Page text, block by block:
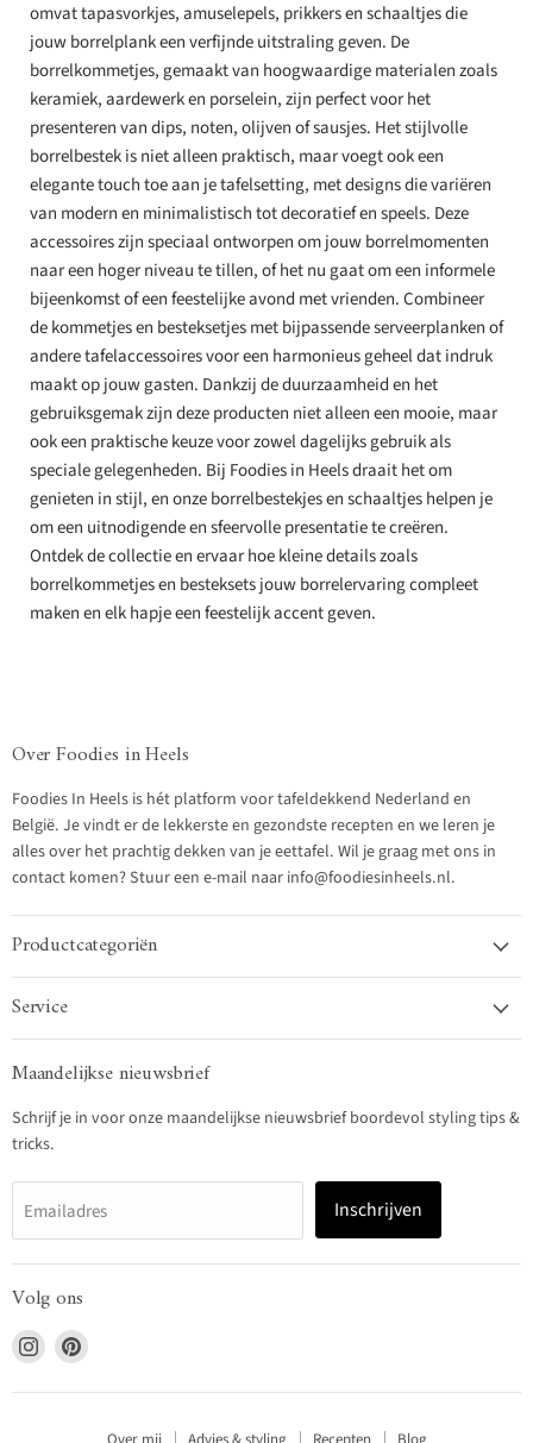
omvat tapasvorkjes, amuselepels, prikkers en schaaltjes die
jouw borrelplank een verfijnde uitstraling geven. De
borrelkommetjes, gemaakt van hoogwaardige materialen zoals
keramiek, aardewerk en porselein, zijn perfect voor het
presenteren van dips, noten, olijven of sausjes. Het stijlvolle
borrelbestek is niet alleen praktisch, maar voegt ook een
elegante touch toe aan je tafelsetting, met designs die variëren
van modern en minimalistisch tot decoratief en speels. Deze
accessoires zijn speciaal ontworpen om jouw borrelmomenten
naar een hoger niveau te tillen, of het nu gaat om een informele
bijeenkomst of een feestelijke avond met vrienden. Combineer
de kommetjes en besteksetjes met bijpassende serveerplanken of
andere tafelaccessoires voor een harmonieus geheel dat indruk
maakt op jouw gasten. Dankzij de duurzaamheid en het
gebruiksgemak zijn deze producten niet alleen een mooie, maar
ook een praktische keuze voor zowel dagelijks gebruik als
speciale gelegenheden. Bij Foodies in Heels draait het om
genieten in stijl, en onze borrelbestekjes en schaaltjes helpen je
om een uitnodigende en sfeervolle presentatie te creëren.
Ontdek de collectie en ervaar hoe kleine details zoals
borrelkommetjes en besteksets jouw borrelervaring compleet
maken en elk hapje een feestelijk accent geven.
Over Foodies in Heels
Foodies In Heels is hét platform voor tafeldekkend Nederland en
België. Je vindt er de lekkerste en gezondste recepten en we leren je
alles over het prachtig dekken van je eettafel. Wil je graag met ons in
contact komen? Stuur een e-mail naar info@foodiesinheels.nl.
Productcategoriën
Service
Maandelijkse nieuwsbrief
Schrijf je in voor onze maandelijkse nieuwsbrief boordevol styling tips &
tricks.
Emailadres Inschrijven
Volg ons
Vind
ons
op
Vind
op